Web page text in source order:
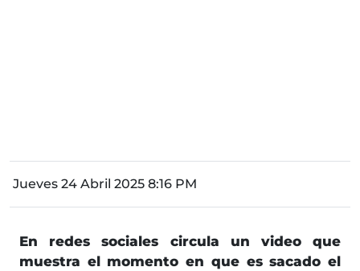
Jueves 24 Abril 2025 8:16 PM
En redes sociales circula un video que
muestra el momento en que es sacado el